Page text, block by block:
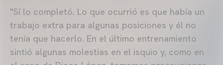
"Sí lo completó. Lo que ocurrió es que había un
trabajo extra para algunas posiciones y él no
tenía que hacerlo. En el último entrenamiento
sintió algunas molestias en el isquio y, como en